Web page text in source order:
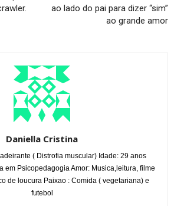
ao lado do pai para dizer “sim”
ao grande amor
Daniella Cristina
( Distrofia muscular) Idade: 29 anos
em Psicopedagogia Amor: Musica,leitura, filme
de loucura Paixao : Comida ( vegetariana) e
futebol